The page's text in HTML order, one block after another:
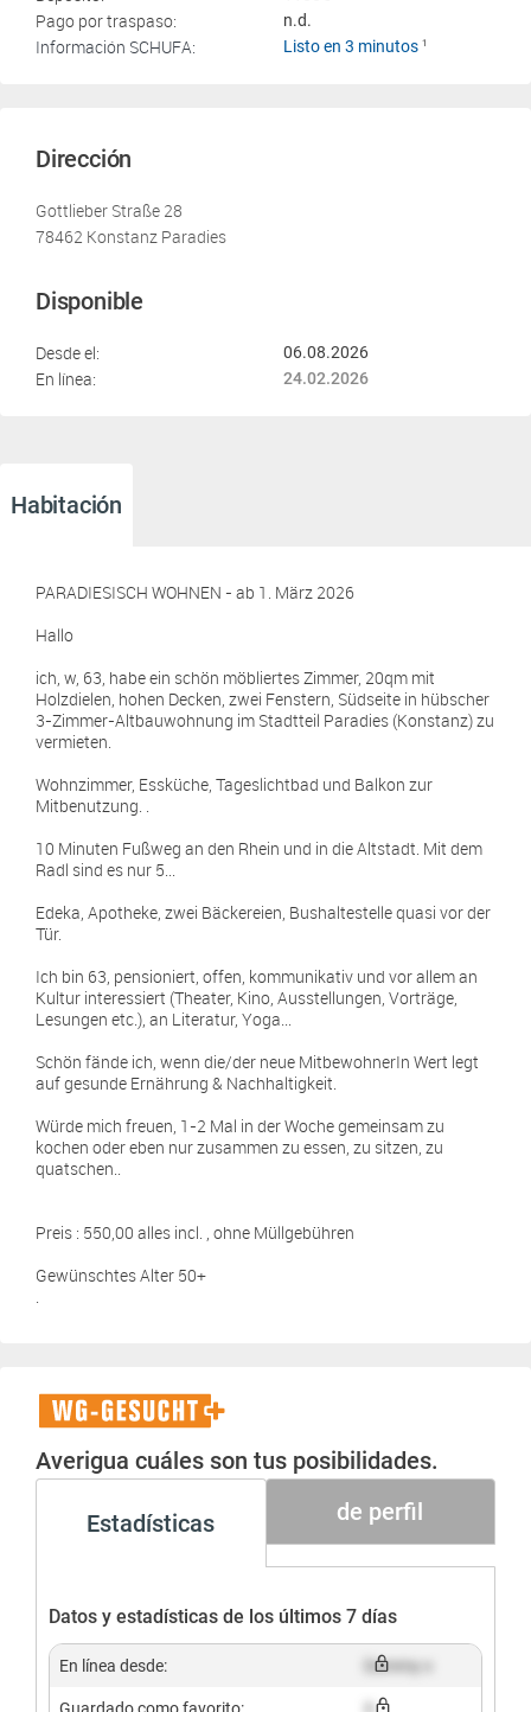
Pago por traspaso: n.d.
Información SCHUFA: Listo en 3 minutos 1
Dirección
Gottlieber Straße 28
78462 Konstanz Paradies
Disponible
Desde el: 06.08.2026
En línea: 24.02.2026
Habitación
PARADIESISCH WOHNEN - ab 1. März 2026
Hallo
ich, w, 63, habe ein schön möbliertes Zimmer, 20qm mit
Holzdielen, hohen Decken, zwei Fenstern, Südseite in hübscher
3-Zimmer-Altbauwohnung im Stadtteil Paradies (Konstanz) zu
vermieten.
Wohnzimmer, Essküche, Tageslichtbad und Balkon zur
Mitbenutzung. .
10 Minuten Fußweg an den Rhein und in die Altstadt. Mit dem
Radl sind es nur 5...
Edeka, Apotheke, zwei Bäckereien, Bushaltestelle quasi vor der
Tür.
Ich bin 63, pensioniert, offen, kommunikativ und vor allem an
Kultur interessiert (Theater, Kino, Ausstellungen, Vorträge,
Lesungen etc.), an Literatur, Yoga...
Schön fände ich, wenn die/der neue MitbewohnerIn Wert legt
auf gesunde Ernährung & Nachhaltigkeit.
Würde mich freuen, 1-2 Mal in der Woche gemeinsam zu
kochen oder eben nur zusammen zu essen, zu sitzen, zu
quatschen..
Preis : 550,00 alles incl. , ohne Müllgebühren
Gewünschtes Alter 50+
.
WG-
Gesucht+
Averigua cuáles son tus posibilidades.
Estadísticas de perfil
Datos y estadísticas de los últimos 7 días
En línea desde: Dummy x